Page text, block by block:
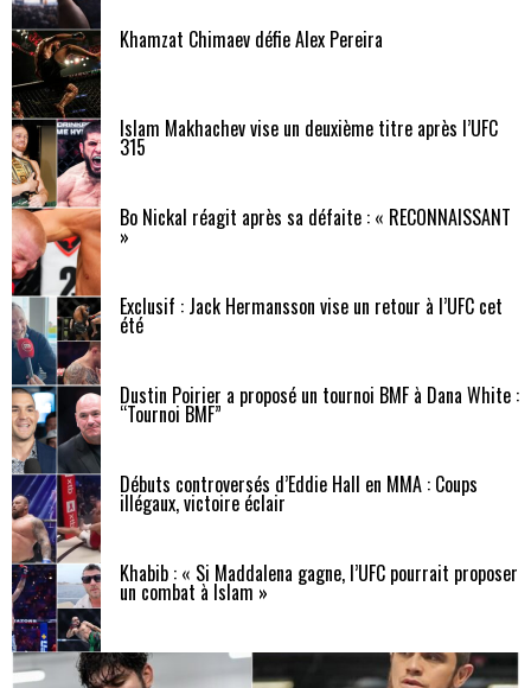
Khamzat Chimaev défie Alex Pereira
Islam Makhachev vise un deuxième titre après l’UFC
315
Bo Nickal réagit après sa défaite : « RECONNAISSANT
»
Exclusif : Jack Hermansson vise un retour à l’UFC cet
été
Dustin Poirier a proposé un tournoi BMF à Dana White :
“Tournoi BMF”
Débuts controversés d’Eddie Hall en MMA : Coups
illégaux, victoire éclair
Khabib : « Si Maddalena gagne, l’UFC pourrait proposer
un combat à Islam »